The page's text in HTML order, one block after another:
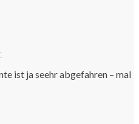
ist ja seehr abgefahren – mal